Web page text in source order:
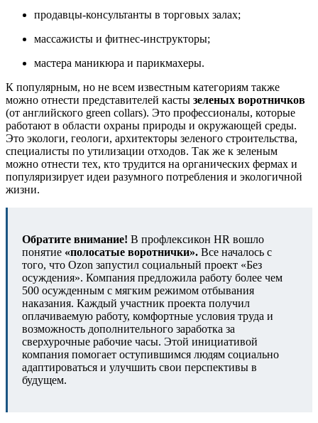
продавцы-консультанты в торговых залах;
массажисты и фитнес-инструкторы;
мастера маникюра и парикмахеры.
К популярным, но не всем известным категориям также
можно отнести представителей касты зеленых воротничков
(от английского green collars). Это профессионалы, которые
работают в области охраны природы и окружающей среды.
Это экологи, геологи, архитекторы зеленого строительства,
специалисты по утилизации отходов. Так же к зеленым
можно отнести тех, кто трудится на органических фермах и
популяризирует идеи разумного потребления и экологичной
жизни.
Обратите внимание! В профлексикон HR вошло
понятие «полосатые воротнички». Все началось с
того, что Ozon запустил социальный проект «Без
осуждения». Компания предложила работу более чем
500 осужденным с мягким режимом отбывания
наказания. Каждый участник проекта получил
оплачиваемую работу, комфортные условия труда и
возможность дополнительного заработка за
сверхурочные рабочие часы. Этой инициативой
компания помогает оступившимся людям социально
адаптироваться и улучшить свои перспективы в
будущем.